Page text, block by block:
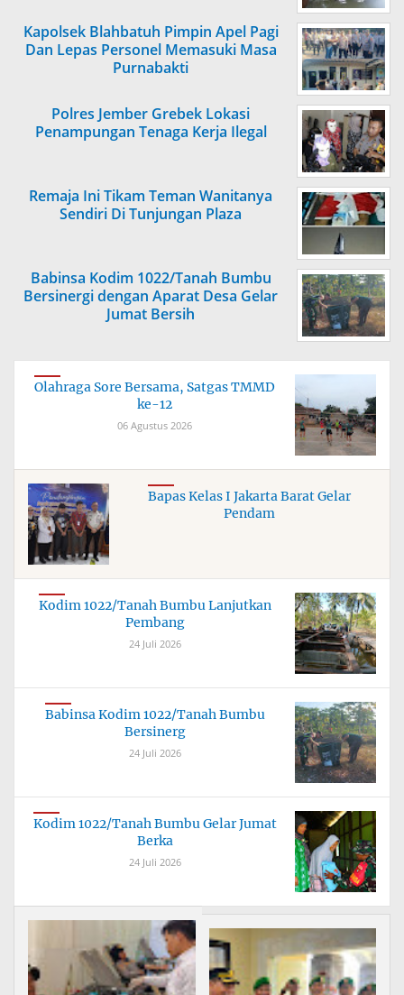
Kapolsek Blahbatuh Pimpin Apel Pagi
Dan Lepas Personel Memasuki Masa
Purnabakti
Polres Jember Grebek Lokasi
Penampungan Tenaga Kerja Ilegal
Remaja Ini Tikam Teman Wanitanya
Sendiri Di Tunjungan Plaza
Babinsa Kodim 1022/Tanah Bumbu
Bersinergi dengan Aparat Desa Gelar
Jumat Bersih
Olahraga Sore Bersama, Satgas TMMD
ke-12
06 Agustus 2026
Bapas Kelas I Jakarta Barat Gelar
Pendam
Kodim 1022/Tanah Bumbu Lanjutkan
Pembang
24 Juli 2026
Babinsa Kodim 1022/Tanah Bumbu
Bersinerg
24 Juli 2026
Kodim 1022/Tanah Bumbu Gelar Jumat
Berka
24 Juli 2026